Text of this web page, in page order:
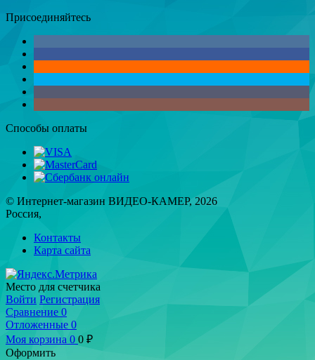
Присоединяйтесь
Способы оплаты
© Интернет-магазин ВИДЕО-КАМЕР, 2026
Россия,
Контакты
Карта сайта
Место для счетчика
Войти Регистрация
Сравнение 0
Отложенные 0
Моя корзина 0 0 ₽
Оформить